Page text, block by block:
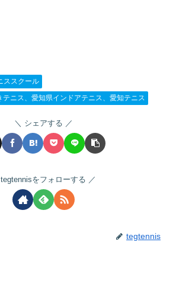
ススクール
ニス、愛知県インドアテニス、愛知テニス
シェアする
tegtennisをフォローする
tegtennis